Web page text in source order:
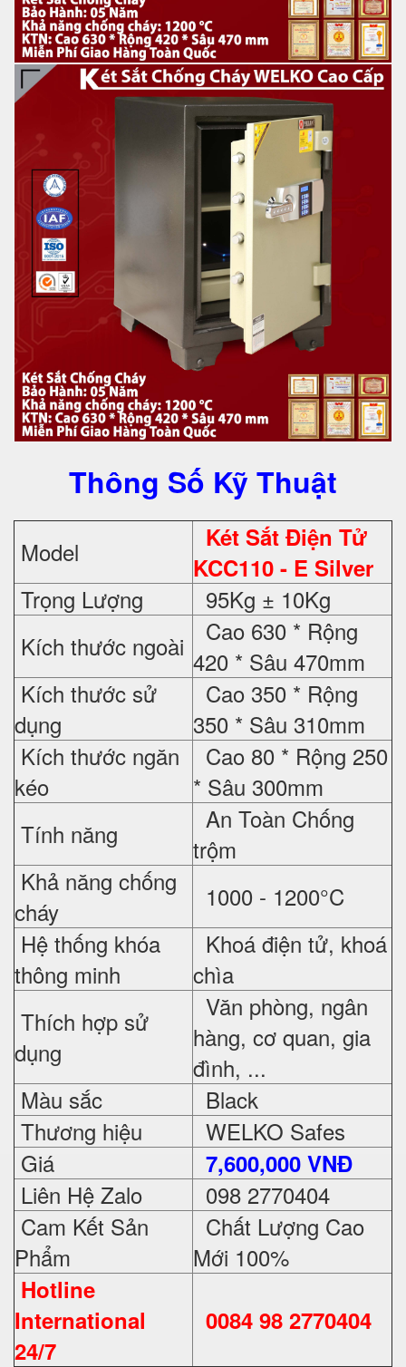
Thông Số Kỹ Thuật
Model
Két Sắt Điện Tử
KCC110 - E Silver
Trọng Lượng
95Kg ± 10Kg
Kích thước ngoài
Cao 630 * Rộng
420 * Sâu 470mm
Kích thước sử
dụng
Cao 350 * Rộng
350 * Sâu 310mm
Kích thước ngăn
kéo
Cao 80 * Rộng 250
* Sâu 300mm
Tính năng
An Toàn Chống
trộm
Khả năng chống
cháy
1000 - 1200°C
Hệ thống khóa
thông minh
Khoá điện tử, khoá
chìa
Thích hợp sử
dụng
Văn phòng, ngân
hàng, cơ quan, gia
đình, ...
Màu sắc
Black
Thương hiệu
WELKO Safes
Giá
7,600,000 VNĐ
Liên Hệ Zalo
098 2770404
Cam Kết Sản
Phẩm
Chất Lượng Cao
Mới 100%
Hotline
International
24/7
0084 98 2770404